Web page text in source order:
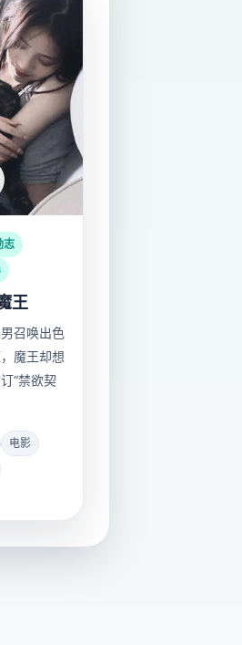
志
王
召唤出色
魔王却想
“禁欲契
电影